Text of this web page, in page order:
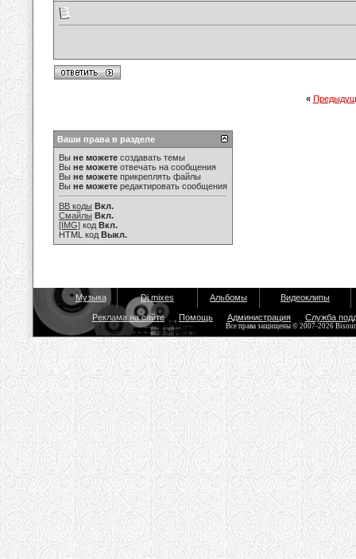
«
Ваши права в разделе
Вы не можете создавать темы
Вы не можете отвечать на сообщения
Вы не можете прикреплять файлы
Вы не можете редактировать сообщения
BB коды Вкл.
Смайлы Вкл.
[IMG] код Вкл.
HTML код Выкл.
Музыка Dj mixes Альбомы Видеоклипы
Реклама на сайте Помощь Администрация Служба
Все права защищены © 2007-2026